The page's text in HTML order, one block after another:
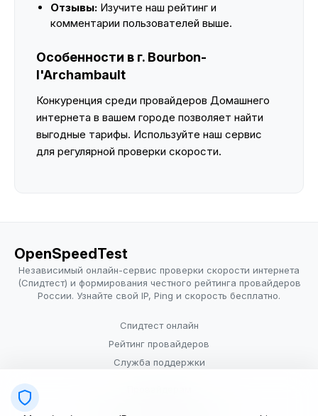
Отзывы: Изучите наш рейтинг и
комментарии пользователей выше.
Особенности в г. Bourbon-
l'Archambault
Конкуренция среди провайдеров Домашнего
интернета в вашем городе позволяет найти
выгодные тарифы. Используйте наш сервис
для регулярной проверки скорости.
OpenSpeedTest
Независимый онлайн-сервис проверки скорости интернета
(Спидтест) и формирования честного рейтинга провайдеров
России. Узнайте свой IP, Ping и скорость бесплатно.
Спидтест онлайн
Рейтинг провайдеров
Служба поддержки